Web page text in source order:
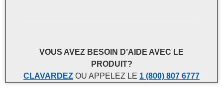
VOUS AVEZ BESOIN D’AIDE AVEC LE
PRODUIT?
CLAVARDEZ OU APPELEZ LE 1 (800) 807 6777